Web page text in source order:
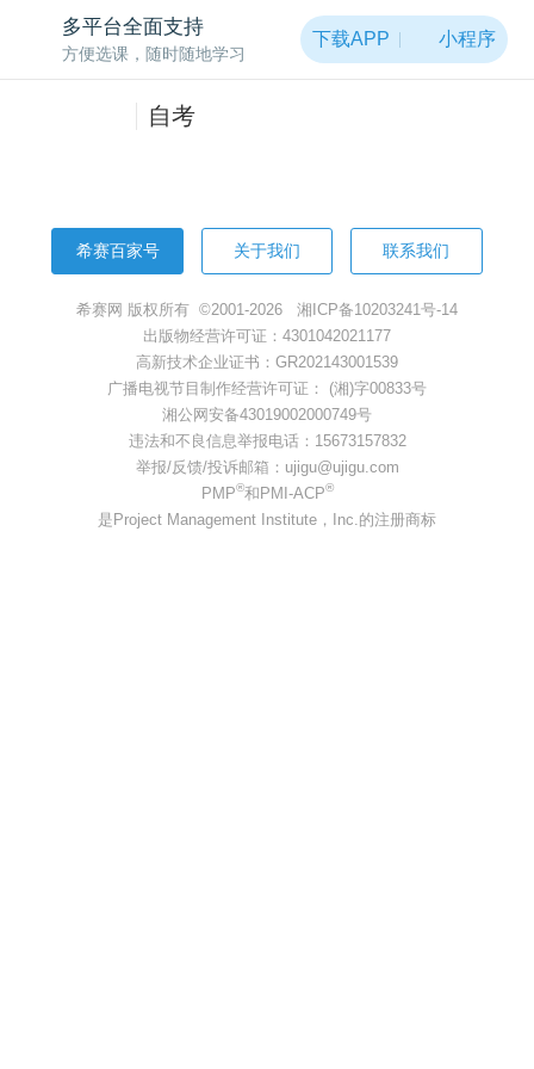
多平台全面支持
方便选课，随时随地学习
下载APP 小程序
自考
非常抱歉，页面被黑洞吸走啦~
希赛百家号 关于我们 联系我们
希赛网 版权所有 ©2001-2026 湘ICP备10203241号-14
出版物经营许可证：4301042021177
高新技术企业证书：GR202143001539
广播电视节目制作经营许可证： (湘)字00833号
湘公网安备43019002000749号
违法和不良信息举报电话：15673157832
举报/反馈/投诉邮箱：ujigu@ujigu.com
PMP®和PMI-ACP®
是Project Management Institute，Inc.的注册商标